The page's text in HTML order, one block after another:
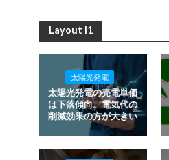
Layout I1
太陽光発電
太陽光発電の売電単価
は下落傾向。電気代の
削減効果の方が大きい